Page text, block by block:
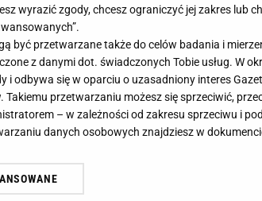
potrzebne na pierogi? To już masz punkt! Sprawdzamy
potrzebne na
znajomość
pierogi? A wystarczy podać ci listę
wyrazić zgody, chcesz ograniczyć jej zakres lub
być przetwarzane także do celów badania i
z danymi dot. świadczonych Tobie usług. W
i odbywa się w oparciu o uzasadniony interes
Takiemu przetwarzaniu możesz się sprzeciwić,
– w zależności od zakresu sprzeciwu i
danych osobowych znajdziesz w
też zgodę na zainstalowanie i przechowywanie